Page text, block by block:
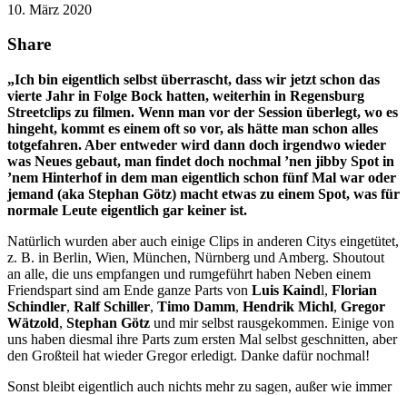
10. März 2020
Share
„Ich bin eigentlich selbst überrascht, dass wir jetzt schon das
vierte Jahr in Folge Bock hatten, weiterhin in Regensburg
Streetclips zu filmen. Wenn man vor der Session überlegt, wo es
hingeht, kommt es einem oft so vor, als hätte man schon alles
totgefahren. Aber entweder wird dann doch irgendwo wieder
was Neues gebaut, man findet doch nochmal ’nen jibby Spot in
’nem Hinterhof in dem man eigentlich schon fünf Mal war oder
jemand (aka Stephan Götz) macht etwas zu einem Spot, was für
normale Leute eigentlich gar keiner ist.
Natürlich wurden aber auch einige Clips in anderen Citys eingetütet,
z. B. in Berlin, Wien, München, Nürnberg und Amberg. Shoutout
an alle, die uns empfangen und rumgeführt haben Neben einem
Friendspart sind am Ende ganze Parts von Luis Kaindl, Florian
Schindler, Ralf Schiller, Timo Damm, Hendrik Michl, Gregor
Wätzold, Stephan Götz und mir selbst rausgekommen. Einige von
uns haben diesmal ihre Parts zum ersten Mal selbst geschnitten, aber
den Großteil hat wieder Gregor erledigt. Danke dafür nochmal!
Sonst bleibt eigentlich auch nichts mehr zu sagen, außer wie immer